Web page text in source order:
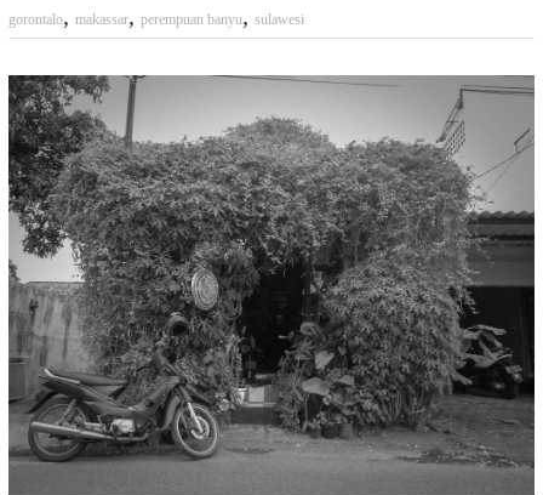
gorontalo, makassar, perempuan banyu, sulawesi